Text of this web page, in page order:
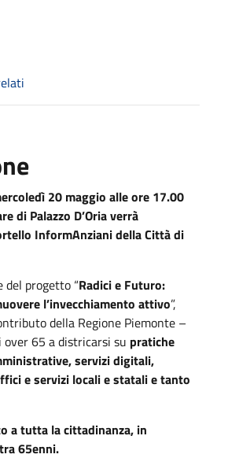
20 maggio alle ore 17.00
di Palazzo D’Oria verrà
InformAnziani della Città di
del progetto “Radici e Futuro:
l’invecchiamento attivo”,
della Regione Piemonte –
65 a districarsi su pratiche
servizi digitali,
e servizi locali e statali e tanto
a tutta la cittadinanza, in
65enni.